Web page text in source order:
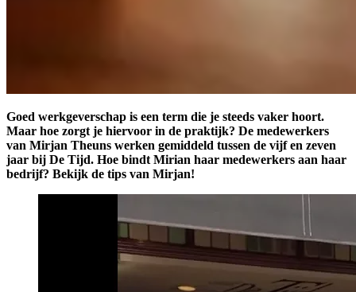
Goed werkgeverschap is een term die je steeds vaker hoort.
Maar hoe zorgt je hiervoor in de praktijk? De medewerkers
van Mirjan Theuns werken gemiddeld tussen de vijf en zeven
jaar bij De Tijd. Hoe bindt Mirian haar medewerkers aan haar
bedrijf? Bekijk de tips van Mirjan!